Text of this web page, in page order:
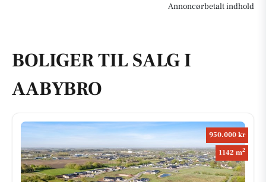
Annoncørbetalt indhold
BOLIGER TIL SALG I
AABYBRO
950.000 kr
1142 m2